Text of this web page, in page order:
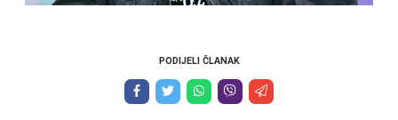
PODIJELI ČLANAK